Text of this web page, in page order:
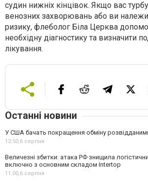
судин нижніх кінцівок. Якщо вас
венозних захворювань або ви
ризику, флеболог Біла Церква
необхідну діагностику та визначити
лікування.
Останні новини
У США бачать покращення обміну
12:50,6 серпня
Величезні збитки: атака РФ знищила
включно з основним складом Intertop
11:00,6 серпня